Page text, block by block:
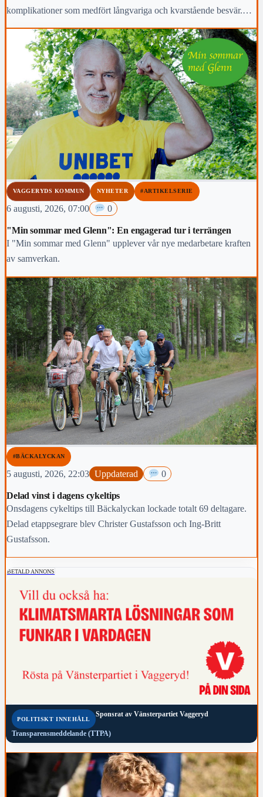
komplikationer som medfört långvariga och kvarstående besvär.
Region Jönköpings län anmäler händelsen för prövning enligt lex
VAGGERYDS KOMMUN NYHETER #ARTIKELSERIE
6 augusti, 2026, 07:00 0
"Min sommar med Glenn": En engagerad tur i terrängen
I "Min sommar med Glenn" upplever vår nye medarbetare kraften
av samverkan.
#BÄCKALYCKAN
5 augusti, 2026, 22:03 Uppdaterad 0
Delad vinst i dagens cykeltips
Onsdagens cykeltips till Bäckalyckan lockade totalt 69 deltagare.
Delad etappsegrare blev Christer Gustafsson och Ing-Britt
Gustafsson.
BETALD ANNONS
POLITISKT INNEHÅLL
Sponsrat av Vänsterpartiet Vaggeryd
Transparensmeddelande (TTPA)